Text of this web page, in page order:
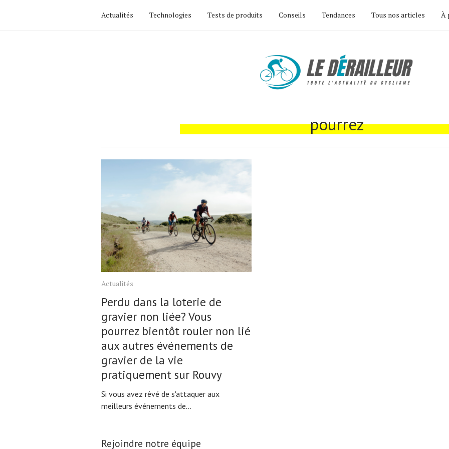
Actualités Technologies Tests de produits Conseils Tendances Tous nos articles À
pourrez
Actualités
Perdu dans la loterie de
gravier non liée? Vous
pourrez bientôt rouler non lié
aux autres événements de
gravier de la vie
pratiquement sur Rouvy
Si vous avez rêvé de s'attaquer aux
meilleurs événements de...
Rejoindre notre équipe